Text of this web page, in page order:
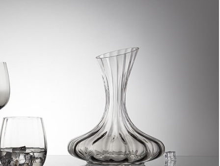
Бокал 30801, стекло, clear, TOYO SASAKI GLASS
3 500